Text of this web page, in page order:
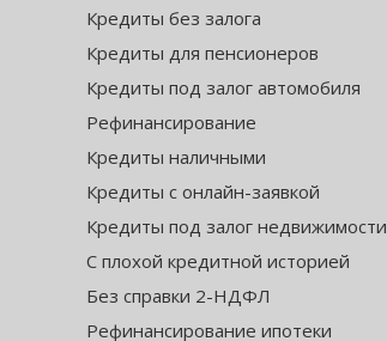
Кредиты без залога
Кредиты для пенсионеров
Кредиты под залог автомобиля
Рефинансирование
Кредиты наличными
Кредиты с онлайн-заявкой
Кредиты под залог недвижимости
С плохой кредитной историей
Без справки 2-НДФЛ
Рефинансирование ипотеки